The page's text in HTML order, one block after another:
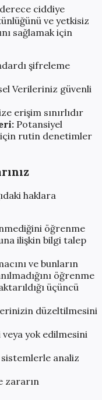
ciddiye
ve yetkisiz
sağlamak için
şifreleme
Verileriniz güvenli
erişim sınırlıdır
Potansiyel
için rutin denetimler
haklara
öğrenme
ilişkin bilgi talep
ve bunların
öğrenme
üçüncü
düzeltilmesini
yok edilmesini
analiz
zararın